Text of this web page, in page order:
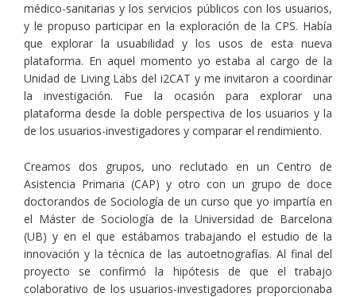
médico-sanitarias y los servicios públicos con los usuarios,
y le propuso participar en la exploración de la CPS. Había
que explorar la usuabilidad y los usos de esta nueva
plataforma. En aquel momento yo estaba al cargo de la
Unidad de Living Labs del i2CAT y me invitaron a coordinar
la investigación. Fue la ocasión para explorar una
plataforma desde la doble perspectiva de los usuarios y la
de los usuarios-investigadores y comparar el rendimiento.
Creamos dos grupos, uno reclutado en un Centro de
Asistencia Primaria (CAP) y otro con un grupo de doce
doctorandos de Sociología de un curso que yo impartía en
el Máster de Sociología de la Universidad de Barcelona
(UB) y en el que estábamos trabajando el estudio de la
innovación y la técnica de las autoetnografías. Al final del
proyecto se confirmó la hipótesis de que el trabajo
colaborativo de los usuarios-investigadores proporcionaba